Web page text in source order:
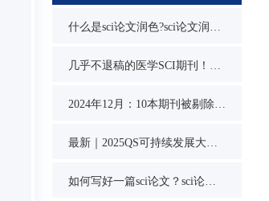
什么是sci论文润色?sci论文润色必要吗？
几乎不退稿的医学SCI期刊！又快又水
2024年12月：10本期刊被剔除，1本降级，1本改名，4本曾被on hold
最新｜2025QS可持续发展大学排名发布！同济位列第3，1所双非入围前10
如何写好一篇sci论文？sci论文的写作技巧